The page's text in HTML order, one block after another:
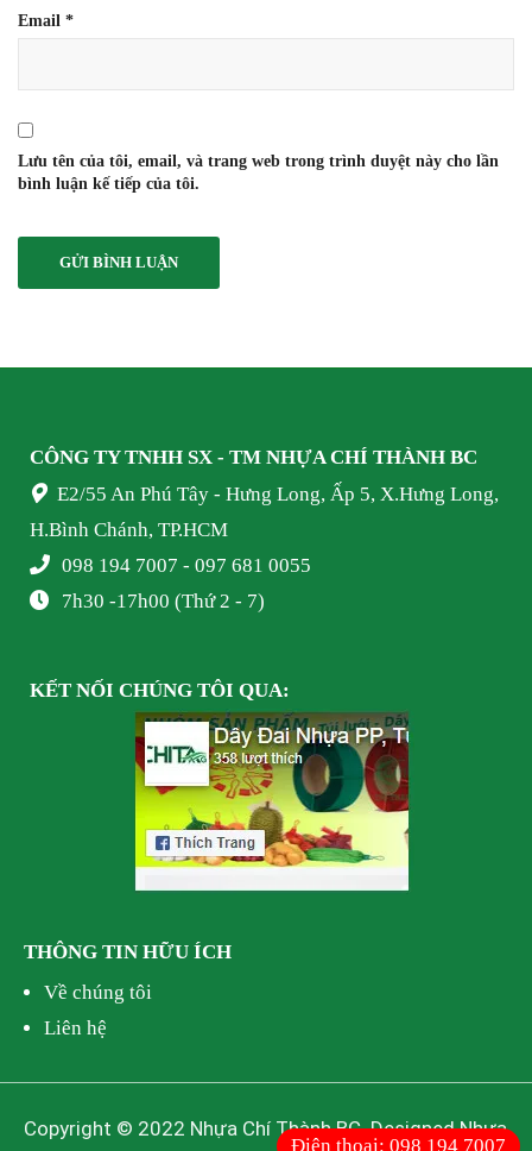
Email *
Lưu tên của tôi, email, và trang web trong trình duyệt này cho lần
bình luận kế tiếp của tôi.
CÔNG TY TNHH SX - TM NHỰACHÍ THÀNH BC
E2/55 An Phú Tây - Hưng Long, Ấp 5, X.Hưng Long,
H.Bình Chánh, TP.HCM
098 194 7007 - 097 681 0055
7h30 -17h00 (Thứ 2 - 7)
KẾT NỐI CHÚNG TÔI QUA:
THÔNG TIN HỮU ÍCH
Về chúng tôi
Liên hệ
Copyright © 2022 Nhựa Chí Thành BC. Designed Nhựa
Điện thoại: 098 194 7007